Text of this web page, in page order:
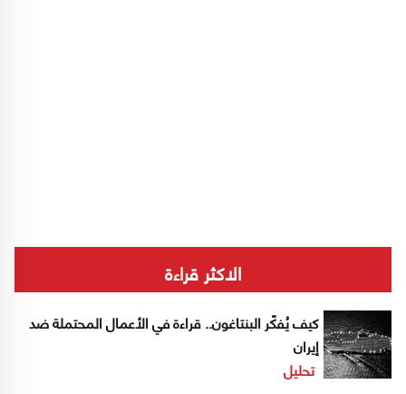
الاكثر قراءة
كيف يُفكّر البنتاغون.. قراءة في الأعمال المحتملة ضد
إيران
تحليل